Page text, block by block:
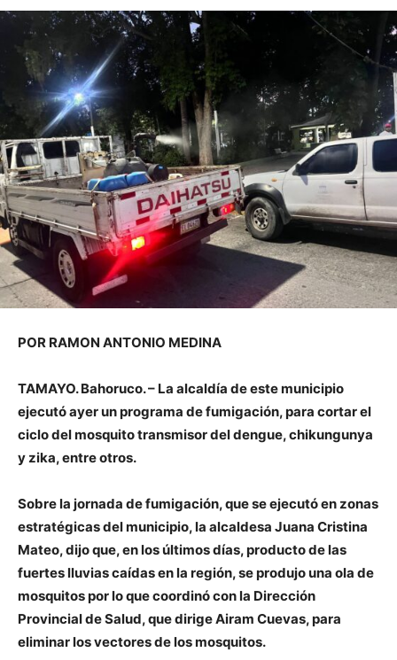
POR RAMON ANTONIO MEDINA
TAMAYO. Bahoruco. – La alcaldía de este municipio
ejecutó ayer un programa de fumigación, para cortar el
ciclo del mosquito transmisor del dengue, chikungunya
y zika, entre otros.
Sobre la jornada de fumigación, que se ejecutó en zonas
estratégicas del municipio, la alcaldesa Juana Cristina
Mateo, dijo que, en los últimos días, producto de las
fuertes lluvias caídas en la región, se produjo una ola de
mosquitos por lo que coordinó con la Dirección
Provincial de Salud, que dirige Airam Cuevas, para
eliminar los vectores de los mosquitos.